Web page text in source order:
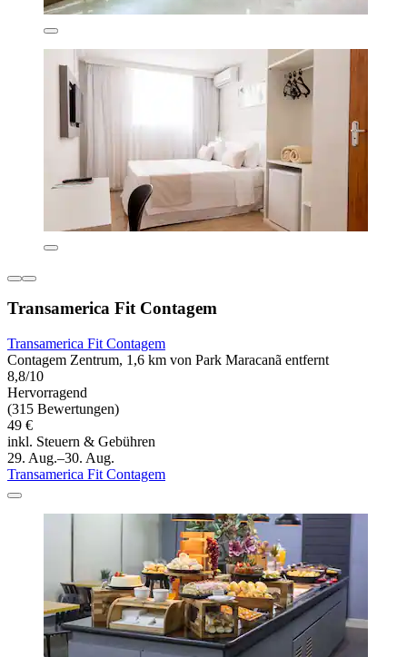
Transamerica Fit Contagem
Transamerica Fit Contagem
Contagem Zentrum, 1,6 km von Park Maracanã entfernt
8,8/10
Hervorragend
(315 Bewertungen)
49 €
inkl. Steuern & Gebühren
29. Aug.–30. Aug.
Transamerica Fit Contagem